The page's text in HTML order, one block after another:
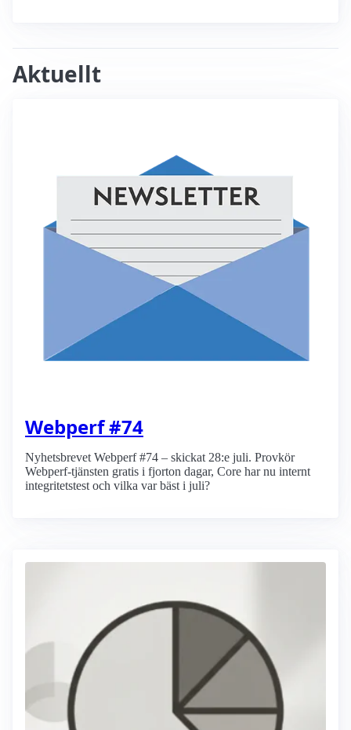
Aktuellt
Webperf #74
Nyhetsbrevet Webperf #74 – skickat 28:e juli. Provkör
Webperf-tjänsten gratis i fjorton dagar, Core har nu internt
integritetstest och vilka var bäst i juli?